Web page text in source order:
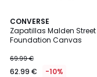
CONVERSE
Zapatillas Malden Street
Foundation Canvas
69.99 €
62.99 € -10%
5
/
5